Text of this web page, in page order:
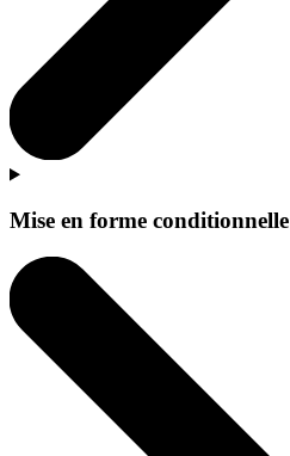
Mise en forme conditionnelle